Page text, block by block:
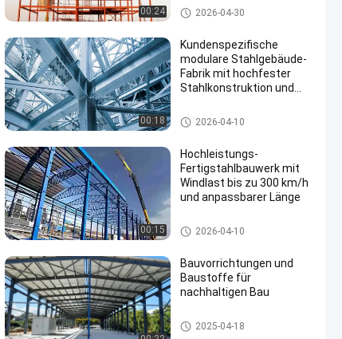
00:24
nachhaltigem Design
Lager für Stahlkonstruktionen
2026-04-30
00:18
Kundenspezifische
modulare Stahlgebäude-
Fabrik mit hochfester
Stahlkonstruktion und
Werkstatt für Stahlkonstruktio
nen
2026-04-10
00:15
Hochleistungs-
Fertigstahlbauwerk mit
Windlast bis zu 300 km/h
und anpassbarer Länge
Lager für Stahlkonstruktionen
2026-04-10
Bauvorrichtungen und
Baustoffe für
nachhaltigen Bau
Stahlkonstruktionsbau
2025-04-18